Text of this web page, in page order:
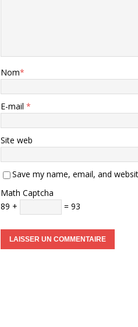
Nom*
E-mail *
Site web
Save my name, email, and
Math Captcha
89 +
= 93